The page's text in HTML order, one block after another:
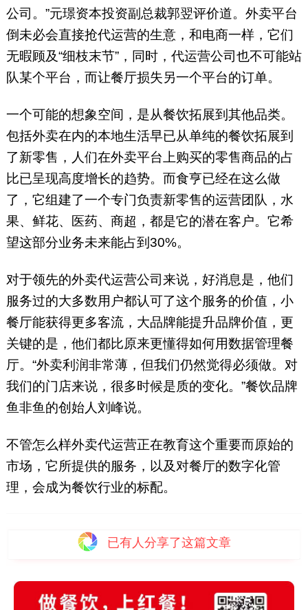
公司。”元璟资本投资副总裁郭翌评价道。外卖平台
倒未必会直接抢代运营的生意，和电商一样，它们
无暇顾及“细枝末节”，同时，代运营公司也不可能站
队某个平台，而让餐厅损失另一个平台的订单。
一个可能的想象空间，是从餐饮拓展到其他品类。
包括外卖在内的本地生活早已从单纯的餐饮拓展到
了新零售，人们在外卖平台上购买的零售商品的占
比已呈现高度增长的趋势。而食亨已经在这么做
了，它组建了一个专门负责新零售的运营团队，水
果、鲜花、医药、商超，都是它的潜在客户。它希
望这部分业务未来能占到30%。
对于领先的外卖代运营公司来说，好消息是，他们
服务过的大多数用户都认可了这个服务的价值，小
餐厅能获得更多客流，大品牌能提升品牌价值，更
关键的是，他们都比原来更懂得如何用数据管理餐
厅。“外卖利润非常薄，但我们仍然觉得必须做。对
我们的门店来说，很多时候是质的变化。”餐饮品牌
鱼非鱼的创始人刘峰说。
不管怎么样外卖代运营正在教育这个重要而原始的
市场，它所提供的服务，以及对餐厅的数字化管
理，会成为餐饮行业的标配。
已有人分享了这篇文章